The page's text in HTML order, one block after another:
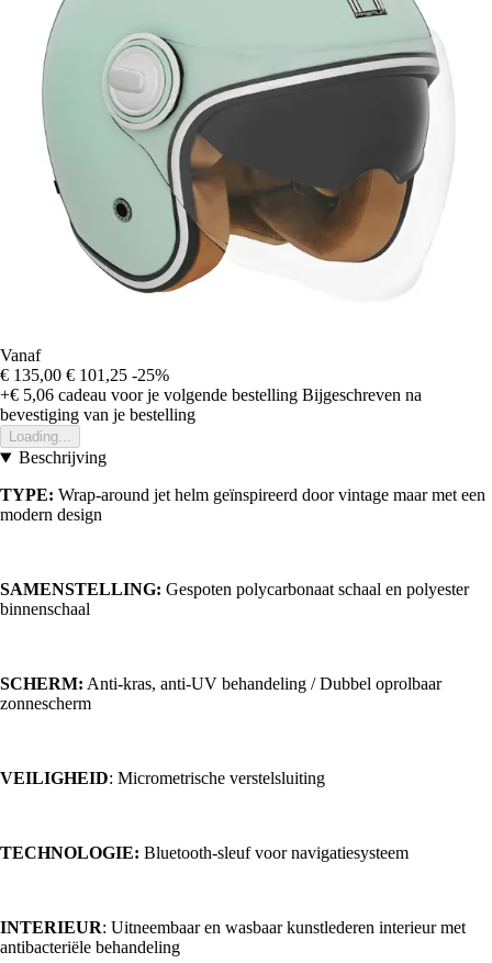
Vanaf
€ 135,00 € 101,25 -25%
+€ 5,06 cadeau voor je volgende bestelling Bijgeschreven na
bevestiging van je bestelling
Loading...
Beschrijving
TYPE: Wrap-around jet helm geïnspireerd door vintage maar met een
modern design
SAMENSTELLING: Gespoten polycarbonaat schaal en polyester
binnenschaal
SCHERM: Anti-kras, anti-UV behandeling / Dubbel oprolbaar
zonnescherm
VEILIGHEID: Micrometrische verstelsluiting
TECHNOLOGIE: Bluetooth-sleuf voor navigatiesysteem
INTERIEUR: Uitneembaar en wasbaar kunstlederen interieur met
antibacteriële behandeling